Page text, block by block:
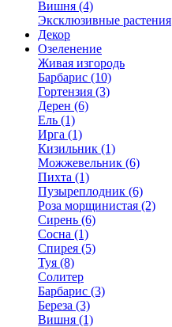
Вишня (4)
Эксклюзивные растения
Декор
Озеленение
Живая изгородь
Барбарис (10)
Гортензия (3)
Дерен (6)
Ель (1)
Ирга (1)
Кизильник (1)
Можжевельник (6)
Пихта (1)
Пузыреплодник (6)
Роза морщинистая (2)
Сирень (6)
Сосна (1)
Спирея (5)
Туя (8)
Солитер
Барбарис (3)
Береза (3)
Вишня (1)